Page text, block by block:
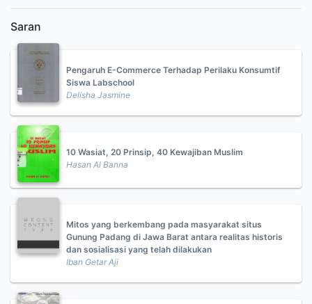
Saran
Pengaruh E-Commerce Terhadap Perilaku Konsumtif
Siswa Labschool
Delisha Jasmine
10 Wasiat, 20 Prinsip, 40 Kewajiban Muslim
Hasan Al Banna
Mitos yang berkembang pada masyarakat situs
Gunung Padang di Jawa Barat antara realitas historis
dan sosialisasi yang telah dilakukan
Iban Getar Aji